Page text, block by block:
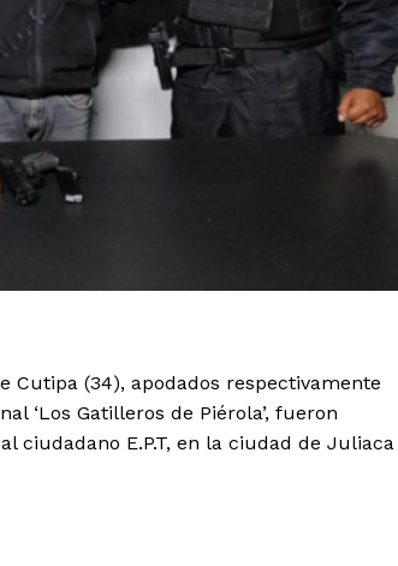
Cutipa (34), apodados respectivamente
‘Los Gatilleros de Piérola’, fueron
ciudadano E.P.T, en la ciudad de Juliaca